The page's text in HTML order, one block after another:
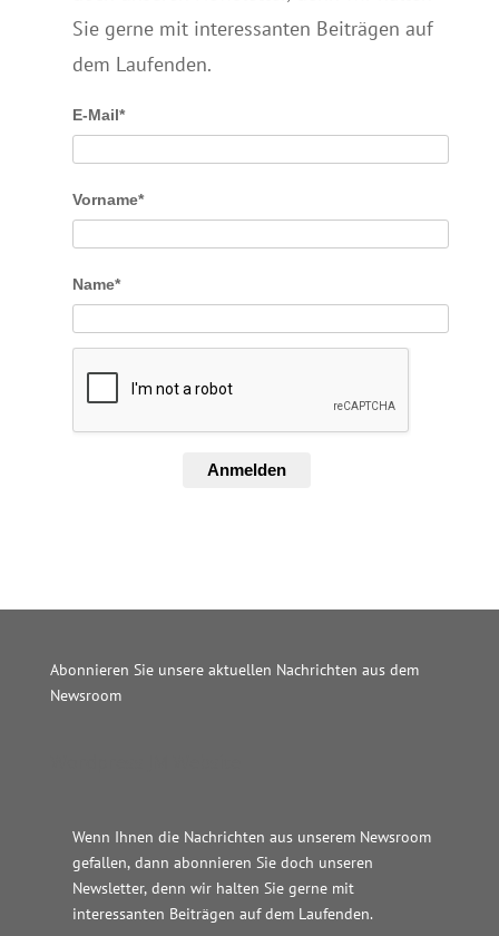
Sie gerne mit interessanten Beiträgen auf
dem Laufenden.
E-Mail*
Vorname*
Name*
Anmelden
Abonnieren Sie unsere aktuellen Nachrichten aus dem
Newsroom
Wenn Ihnen die Nachrichten aus unserem Newsroom
gefallen, dann abonnieren Sie doch unseren
Newsletter, denn wir halten Sie gerne mit
interessanten Beiträgen auf dem Laufenden.